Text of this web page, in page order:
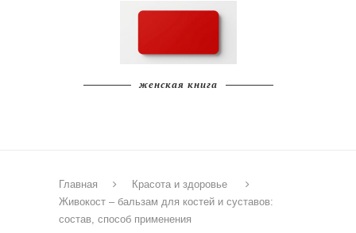
женская книга
Главная
Красота и здоровье
Живокост – бальзам для костей и суставов:
состав, способ применения